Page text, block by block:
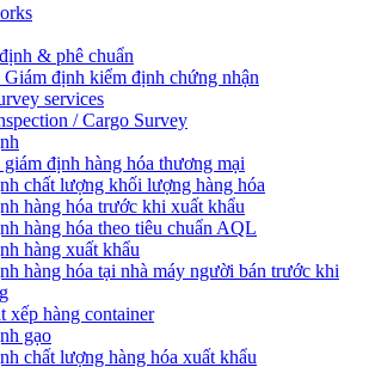
& phê chuẩn
định kiểm định chứng nhận
services
/ Cargo Survey
định hàng hóa thương mại
chất lượng khối lượng hàng hóa
hàng hóa trước khi xuất khẩu
hàng hóa theo tiêu chuẩn AQL
hàng xuất khẩu
hàng hóa tại nhà máy người bán trước khi
xếp hàng container
gạo
chất lượng hàng hóa xuất khẩu